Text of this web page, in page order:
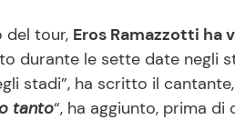
del tour, Eros Ramazzotti
durante le sette date negli
stadi”, ha scritto il
tanto“, ha aggiunto, prima